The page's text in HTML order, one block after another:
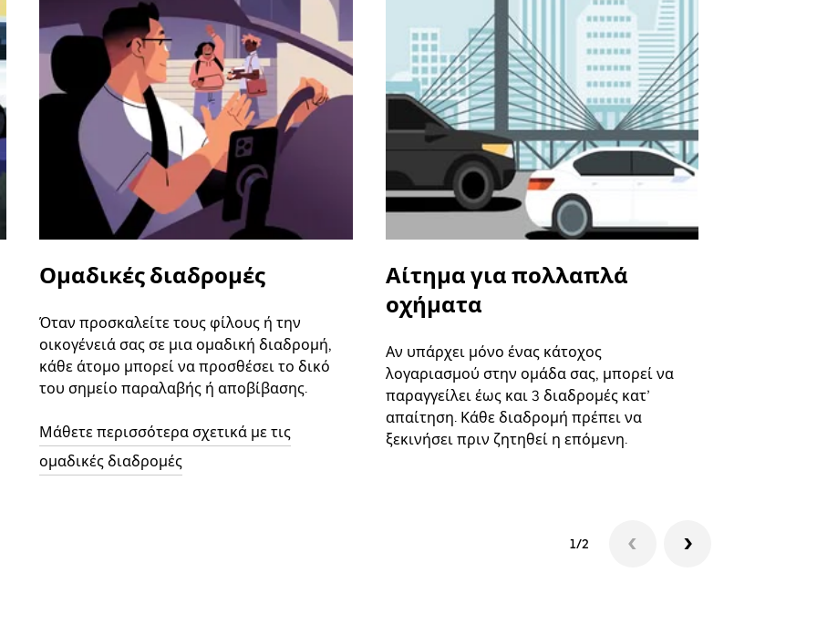
Ομαδικές διαδρομές
Όταν προσκαλείτε τους φίλους ή την
οικογένειά σας σε μια ομαδική διαδρομή,
κάθε άτομο μπορεί να προσθέσει το δικό
του σημείο παραλαβής ή αποβίβασης.
Μάθετε περισσότερα σχετικά με τις
ομαδικές διαδρομές
Αίτημα για πολλαπλά
οχήματα
Αν υπάρχει μόνο ένας κάτοχος
λογαριασμού στην ομάδα σας, μπορεί να
παραγγείλει έως και 3 διαδρομές κατ’
απαίτηση. Κάθε διαδρομή πρέπει να
ξεκινήσει πριν ζητηθεί η επόμενη.
1/2